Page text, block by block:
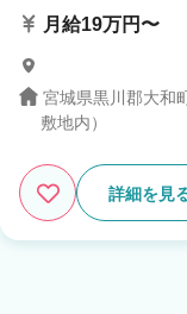
月給19万円〜
宮城県黒川郡大和
敷地内）
詳細を見